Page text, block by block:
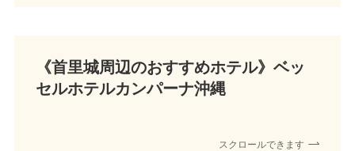
《首里城周辺のおすすめホテル》 ベッ
セルホテルカンパーナ沖縄
スクロールできます